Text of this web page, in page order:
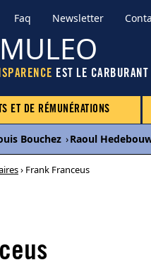
Faq Newsletter
EST LE
ET DE RÉMUNÉRATIONS
Bouchez ›Raoul
› Frank Franceus